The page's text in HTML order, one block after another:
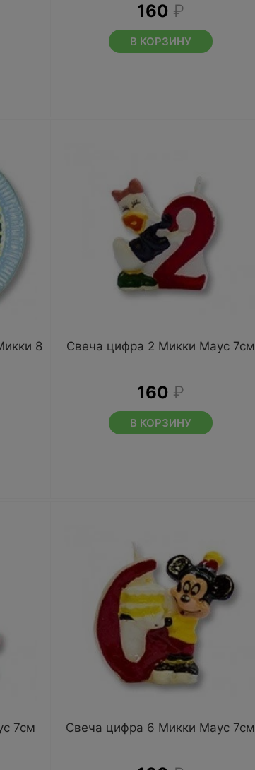
160 ₽
В КОРЗИНУ
8
Свеча цифра 2 Микки Маус 7см
160 ₽
В КОРЗИНУ
7см Свеча цифра 6 Микки Маус 7см